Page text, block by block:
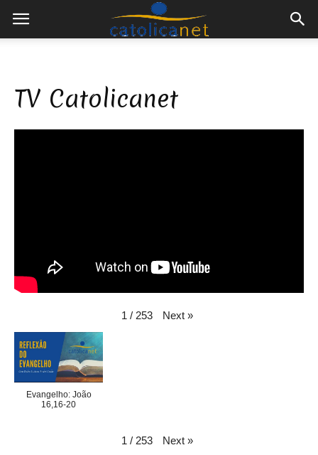
TV Catolicanet
1 / 253 Next »
Evangelho: João
16,16-20
1 / 253 Next »